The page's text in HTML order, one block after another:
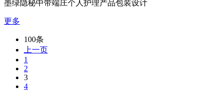
​墨绿隐秘中带端庄个人护理产品包装设计​
更多
100条
上一页
1
2
3
4